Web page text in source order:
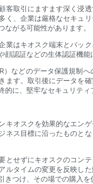
客取引にますます深く浸
く、企業は厳格なセキュ
がる可能性があります。
業はキオスク端末とバッ
認証などの生体認証機
）などのデータ保護規制
ます。取引後にデータを
的に、堅牢なセキュリテ
キオスクを効果的なエン
ネス目標に沿ったものと
とせずにキオスクのコン
ルタイムの変更を反映し
つけ、その場での購入を